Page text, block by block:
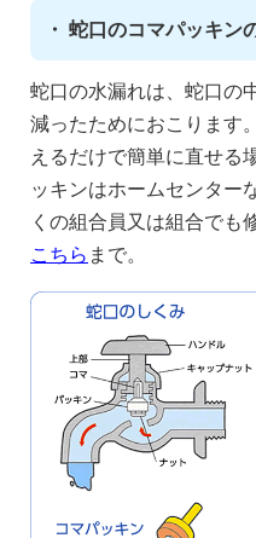
・ 蛇口のコマパッキン
蛇口の水漏れは、蛇口の
減ったためにおこります
えるだけで簡単に直せる
ッキンはホームセンター
くの組合員又は組合でも
こちら まで。